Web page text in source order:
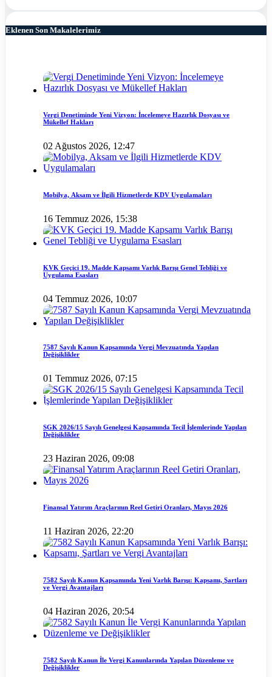
Eklenen Son Makalelerimiz
Vergi Denetiminde Yeni Vizyon: İncelemeye Hazırlık Dosyası ve
Mükellef Hakları
02 Ağustos 2026, 12:47
Mobilya, Aksam ve İlgili Hizmetlerde KDV Uygulamaları
16 Temmuz 2026, 15:38
KVK Geçici 19. Madde Kapsamı Varlık Barışı Genel Tebliği ve
Uygulama Esasları
04 Temmuz 2026, 10:07
7587 Sayılı Kanun Kapsamında Vergi Mevzuatında Yapılan
Değişiklikler
01 Temmuz 2026, 07:15
SGK 2026/15 Sayılı Genelgesi Kapsamında Tecil İşlemlerinde Yapılan
Değişiklikler
23 Haziran 2026, 09:08
Finansal Yatırım Araçlarının Reel Getiri Oranları, Mayıs 2026
11 Haziran 2026, 22:20
7582 Sayılı Kanun Kapsamında Yeni Varlık Barışı: Kapsamı, Şartları
ve Vergi Avantajları
04 Haziran 2026, 20:54
7582 Sayılı Kanun İle Vergi Kanunlarında Yapılan Düzenleme ve
Değişiklikler